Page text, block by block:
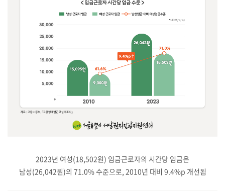
2023년 여성(18,502원) 임금근로자의 시간당 임금은
남성(26,042원)의 71.0% 수준으로, 2010년 대비 9.4%p 개선됨